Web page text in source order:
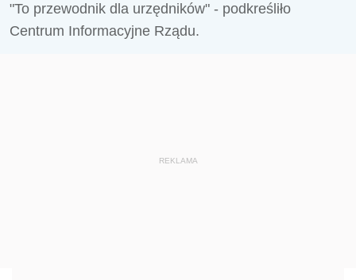
"To przewodnik dla urzędników" - podkreśliło
Centrum Informacyjne Rządu.
REKLAMA